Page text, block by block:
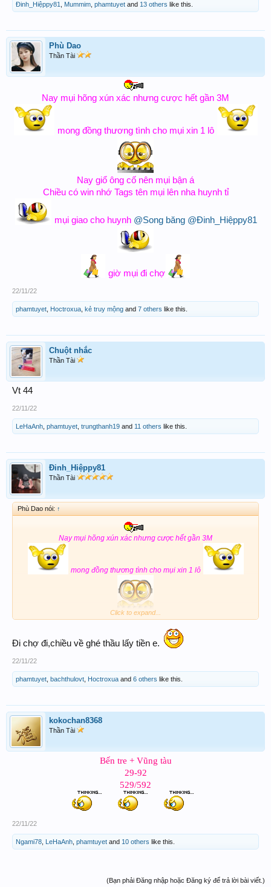
Đinh_Hiệppy81 Mummim phamtuyet and 13 others like this.
Phù Dao
Thần Tài
Nay mụi hõng xún xác nhưng cược hết gần 3M
mong đồng thương tình cho mụi xin 1 lô
Nay giổ ông cố nên mụi bận á
Chiều có win nhớ Tags tên mụi lên nha huynh tỉ
mụi giao cho huynh @Song băng @Đinh_Hiệppy81
giờ mụi đi chợ
22/11/22
phamtuyet Hoctroxua kẻ truy mộng and 7 others like this.
Chuột nhắc
Thần Tài
Vt 44
22/11/22
LeHaAnh phamtuyet trungthanh19 and 11 others like this.
Đinh_Hiệppy81
Thần Tài
Phù Dao nói: ↑
Nay mụi hõng xún xác nhưng cược hết gần 3M
mong đồng thương tình cho mụi xin 1 lô
Nay giổ ông cố nên mụi bận á
giờ mụi đi chợ
Click to expand...
Đi chợ đi,chiều về ghé thầu lấy tiền e.
22/11/22
phamtuyet bachthulovt Hoctroxua and 6 others like this.
kokochan8368
Thần Tài
Bến tre + Vũng tàu
29-92
529/592
22/11/22
Ngami78 LeHaAnh phamtuyet and 10 others like this.
(Bạn phải Đăng nhập hoặc Đăng ký để trả lời bài viết.)